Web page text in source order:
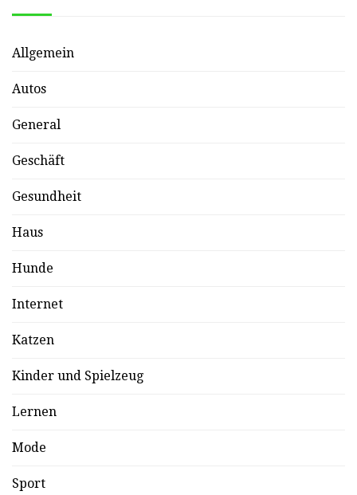
Allgemein
Autos
General
Geschäft
Gesundheit
Haus
Hunde
Internet
Katzen
Kinder und Spielzeug
Lernen
Mode
Sport